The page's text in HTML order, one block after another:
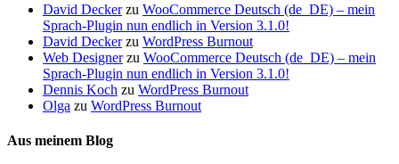
David Deckerzu WooCommerce Deutsch (de_DE) – mein
Sprach-Plugin nun endlich in Version 3.1.0!
David Deckerzu WordPress Burnout
Web Designerzu WooCommerce Deutsch (de_DE) – mein
Sprach-Plugin nun endlich in Version 3.1.0!
Dennis Koch zu WordPress Burnout
Olga zu WordPress Burnout
Aus meinem Blog